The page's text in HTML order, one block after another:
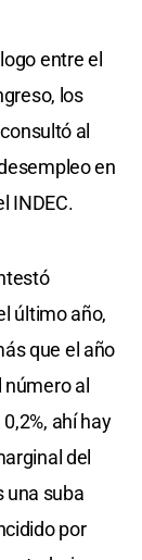
entre el
los
al
en
INDEC.
último año,
que el año
al
ahí hay
del
una suba
por